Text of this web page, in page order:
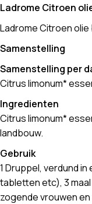
Ladrome Citroen
Ladrome Citroen olie
Samenstelling
Samenstelling per
Citrus limonum*
Ingredienten
Citrus limonum*
landbouw.
Gebruik
1 Druppel, verdund
tabletten etc), 3
zogende vrouwen